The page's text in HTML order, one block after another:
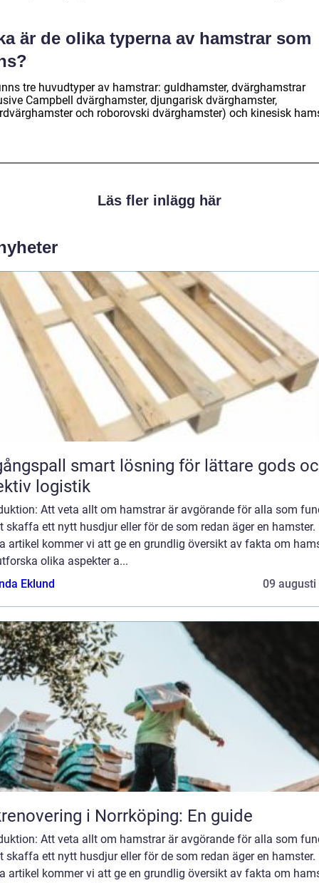
är de olika typerna av hamstrar som
tre huvudtyper av hamstrar: guldhamster, dvärghamstrar
Campbell dvärghamster, djungarisk dvärghamster,
och roborovski dvärghamster) och kinesisk
Läs fler inlägg här
lösning för lättare gods och
logistik
Att veta allt om hamstrar är avgörande för alla som
skaffa ett nytt husdjur eller för de som redan äger en hamster.
artikel kommer vi att ge en grundlig översikt av fakta om
olika aspekter a...
Eklund
09 augusti
i Norrköping: En guide
Att veta allt om hamstrar är avgörande för alla som
skaffa ett nytt husdjur eller för de som redan äger en hamster.
artikel kommer vi att ge en grundlig översikt av fakta om